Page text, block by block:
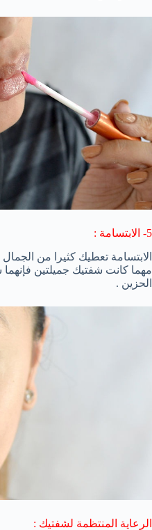
5- الابتسامة :
الابتسامة تعطيك كثيرا من
مهما كانت شفتيك جميلتين
الحزين .
الرعاية المنتظمة لشفتيك :